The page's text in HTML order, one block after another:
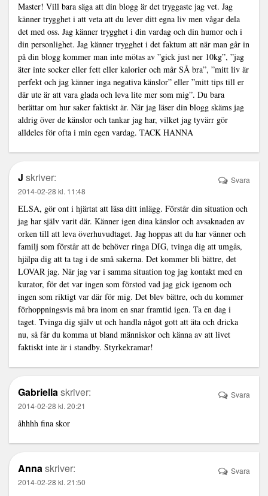
Master! Vill bara säga att din blogg är det tryggaste jag vet. Jag
känner trygghet i att veta att du lever ditt egna liv men vågar dela
det med oss. Jag känner trygghet i din vardag och din humor och i
din personlighet. Jag känner trygghet i det faktum att när man går in
på din blogg kommer man inte mötas av ”gick just ner 10kg”, ”jag
äter inte socker eller fett eller kalorier och mår SÅ bra”, ”mitt liv är
perfekt och jag känner inga negativa känslor” eller ”mitt tips till er
där ute är att vara glada och leva lite mer som mig”. Du bara
berättar om hur saker faktiskt är. När jag läser din blogg skäms jag
aldrig över de känslor och tankar jag har, vilket jag tyvärr gör
alldeles för ofta i min egen vardag. TACK HANNA
J skriver:
2014-02-28 kl. 11:48
ELSA, gör ont i hjärtat att läsa ditt inlägg. Förstår din situation och
jag har själv varit där. Känner igen dina känslor och avsaknaden av
orken till att leva överhuvudtaget. Jag hoppas att du har vänner och
familj som förstår att de behöver ringa DIG, tvinga dig att umgås,
hjälpa dig att ta tag i de små sakerna. Det kommer bli bättre, det
LOVAR jag. När jag var i samma situation tog jag kontakt med en
kurator, för det var ingen som förstod vad jag gick igenom och
ingen som riktigt var där för mig. Det blev bättre, och du kommer
förhoppningsvis må bra inom en snar framtid igen. Ta en dag i
taget. Tvinga dig själv ut och handla något gott att äta och dricka
nu, så får du komma ut bland människor och känna av att livet
faktiskt inte är i standby. Styrkekramar!
Svara
Gabriellaskriver:
2014-02-28 kl. 20:21
åhhhh fina skor
Svara
Annaskriver:
2014-02-28 kl. 21:50
Svara